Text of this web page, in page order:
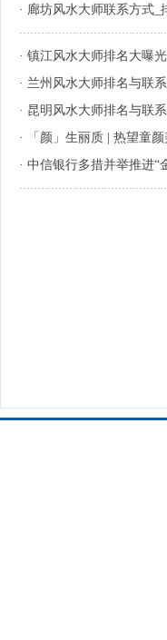
· 廊坊风水大师联系方式_
· 镇江风水大师排名大曝
· 兰州风水大师排名与联
· 昆明风水大师排名与联
·
「颜」生丽质 | 热望童
· 中信银行多措并举推进“